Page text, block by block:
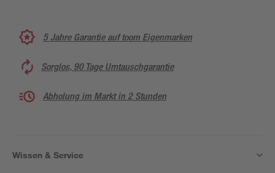
5 Jahre Garantie auf toom Eigenmarken
Sorglos, 90 Tage Umtauschgarantie
Abholung im Markt in 2 Stunden
Wissen & Service